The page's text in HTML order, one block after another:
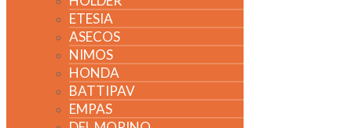
ETESIA
ASECOS
NIMOS
HONDA
BATTIPAV
EMPAS